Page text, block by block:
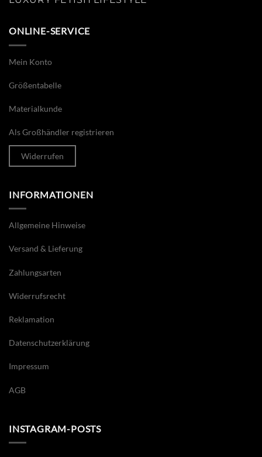
ONLINE-SERVICE
Mein Konto
Größentabelle
Materialkunde
Als Großhändler registrieren
Widerrufen
INFORMATIONEN
Allgemeine Hinweise
Versand & Lieferung
Zahlungsarten
Widerrufsrecht
Reklamation
Datenschutzerklärung
Impressum
AGB
INSTAGRAM-POSTS